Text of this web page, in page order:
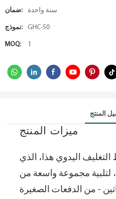
ضمان: سنة واحدة
نموذج: GHC-50
MOQ: 1
المنتج
ميزات المنتج
اليدوي هذا، الذي
لتلبية مجموعة واسعة من
- من الدفعات الصغيرة